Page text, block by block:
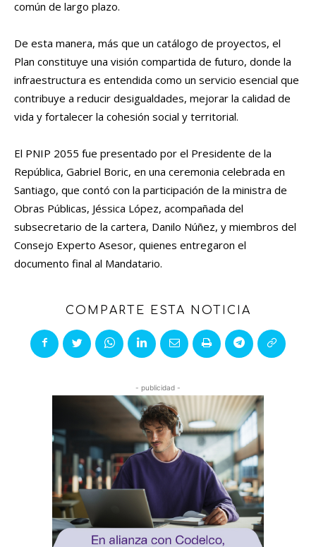
común de largo plazo.
De esta manera, más que un catálogo de proyectos, el
Plan constituye una visión compartida de futuro, donde la
infraestructura es entendida como un servicio esencial que
contribuye a reducir desigualdades, mejorar la calidad de
vida y fortalecer la cohesión social y territorial.
El PNIP 2055 fue presentado por el Presidente de la
República, Gabriel Boric, en una ceremonia celebrada en
Santiago, que contó con la participación de la ministra de
Obras Públicas, Jéssica López, acompañada del
subsecretario de la cartera, Danilo Núñez, y miembros del
Consejo Experto Asesor, quienes entregaron el
documento final al Mandatario.
COMPARTE ESTA NOTICIA
- publicidad -